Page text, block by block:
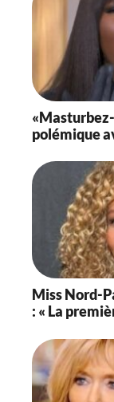
polémique
Miss Nord-
: « La